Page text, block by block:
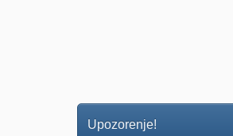
Upozorenje!